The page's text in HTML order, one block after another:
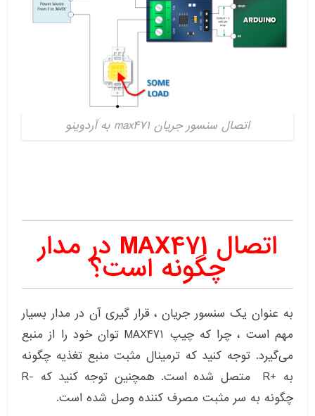
اتصال سنسور جریان max471 به آردوینو
اتصال MAX471 در مدار
چگونه است؟
به عنوان یک سنسور جریان ، قرار گیری آن در مدار بسیار
مهم است ، چرا که چیپ MAX471 توان خود را از منبع
می‌گیرد. توجه کنید که ترمینال مثبت منبع تغذیه چگونه
به +R متصل شده است. همچنین توجه کنید که -R
چگونه به سر مثبت مصرف کننده وصل شده است.